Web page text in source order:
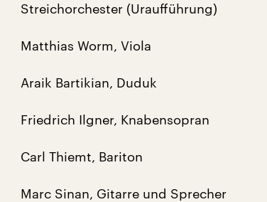
Streichorchester (Uraufführung)
Matthias Worm, Viola
Araik Bartikian, Duduk
Friedrich Ilgner, Knabensopran
Carl Thiemt, Bariton
Marc Sinan, Gitarre und Sprecher